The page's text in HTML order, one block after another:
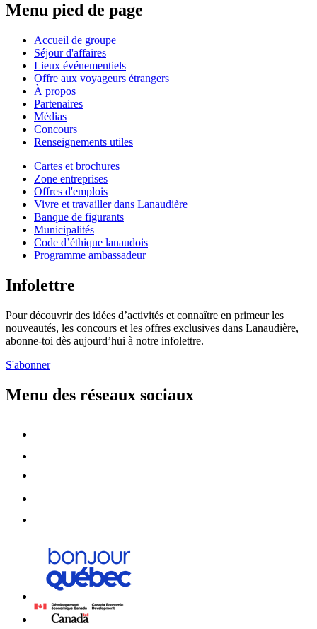
Menu pied de page
Accueil de groupe
Séjour d'affaires
Lieux événementiels
Offre aux voyageurs étrangers
À propos
Partenaires
Médias
Concours
Renseignements utiles
Cartes et brochures
Zone entreprises
Offres d'emplois
Vivre et travailler dans Lanaudière
Banque de figurants
Municipalités
Code d’éthique lanaudois
Programme ambassadeur
Infolettre
Pour découvrir des idées d’activités et connaître en primeur les
nouveautés, les concours et les offres exclusives dans Lanaudière,
abonne-toi dès aujourd’hui à notre infolettre.
S'abonner
Menu des réseaux sociaux